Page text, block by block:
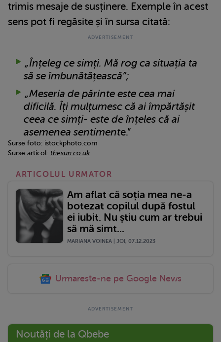
trimis mesaje de susținere. Exemple în acest
sens pot fi regăsite și în sursa citată:
„Înțeleg ce simți. Mă rog ca situația ta
să se îmbunătățească”;
„Meseria de părinte este cea mai
dificilă. Îți mulțumesc că ai împărtășit
ceea ce simți- este de înțeles că ai
asemenea sentimente.”
Surse foto: istockphoto.com
Surse articol: thesun.co.uk
ARTICOLUL URMATOR
Am aflat că soția mea ne-a
botezat copilul după fostul
ei iubit. Nu știu cum ar trebui
să mă simt...
MARIANA VOINEA | JOI, 07.12.2023
Urmareste-ne pe Google News
Noutăți de la Qbebe